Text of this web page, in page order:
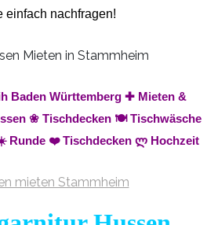
einfach nachfragen!
Baden Württemberg ✚ Mieten &
❀ Tischdecken 🍽️ Tischwäsche
Runde ❤️ Tischdecken ლ Hochzeit